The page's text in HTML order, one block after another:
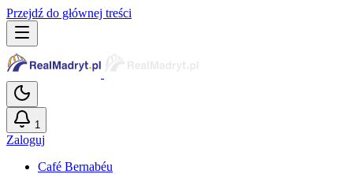
Przejdź do głównej treści
1
Zaloguj
Café Bernabéu